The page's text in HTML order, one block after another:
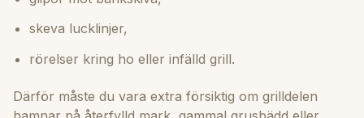
skeva lucklinjer,
rörelser kring ho eller infälld grill.
Därför måste du vara extra försiktig om grilldelen